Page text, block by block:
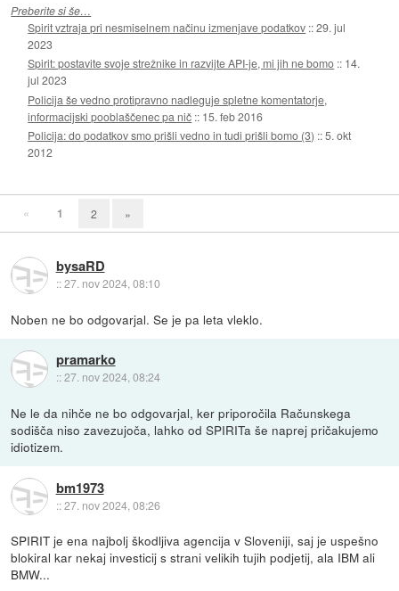
Preberite si še…
Spirit vztraja pri nesmiselnem načinu izmenjave podatkov ::29. jul
2023
Spirit: postavite svoje strežnike in razvijte API-je, mi jih ne bomo :: 14.
jul 2023
Policija še vedno protipravno nadleguje spletne komentatorje,
informacijski pooblaščenec pa nič :: 15. feb 2016
Policija: do podatkov smo prišli vedno in tudi prišli bomo (3) ::5. okt
2012
« 1 2 »
bysaRD
::27. nov 2024, 08:10
Noben ne bo odgovarjal. Se je pa leta vleklo.
pramarko
::27. nov 2024, 08:24
Ne le da nihče ne bo odgovarjal, ker priporočila Računskega
sodišča niso zavezujoča, lahko od SPIRITa še naprej pričakujemo
idiotizem.
bm1973
::27. nov 2024, 08:26
SPIRIT je ena najbolj škodljiva agencija v Sloveniji, saj je uspešno
blokiral kar nekaj investicij s strani velikih tujih podjetij, ala IBM ali
BMW...